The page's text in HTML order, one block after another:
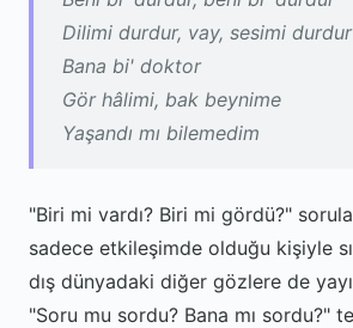
Dilimi durdur, vay, sesimi durdur
Bana bi' doktor
Gör hâlimi, bak beynime
Yaşandı mı bilemedim
"Biri mi vardı? Biri mi gördü?"
sadece etkileşimde olduğu kişiyle
dış dünyadaki diğer gözlere de
"Soru mu sordu? Bana mı sordu?"